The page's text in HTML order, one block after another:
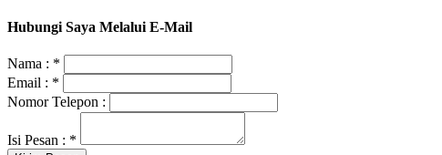
Hubungi Saya Melalui E-Mail
Nama : *
Email : *
Nomor Telepon :
Isi Pesan : *